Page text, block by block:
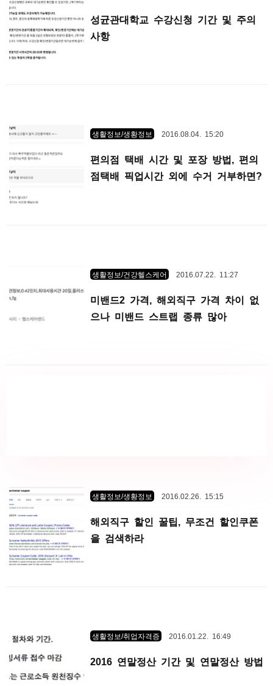
성균관대학교 수강신청 기간 및 주의
사항
생활정보/생황정보 2016.08.04. 15:20
편의점 택배 시간 및 포장 방법, 편의
점택배 픽업시간 외에 수거 거부하면?
생활정보/건강헬스케어 2016.07.22. 11:27
미밴드2 가격, 해외직구 가격 차이 없
으나 미밴드 스트랩 종류 많아
생활정보/생황정보 2016.02.26. 15:15
해외직구 할인 꿀팁, 무조건 할인쿠폰
을 검색하라
생활정보/취업자격증 2016.01.22. 16:49
2016 연말정산 기간 및 연말정산 방법